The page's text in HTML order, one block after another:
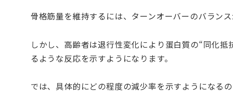
骨格筋量を維持するには、ターンオーバーのバラン
しかし、高齢者は退行性変化により蛋白質の“同化
るような反応を示すようになります。
では、具体的にどの程度の減少率を示すようになる